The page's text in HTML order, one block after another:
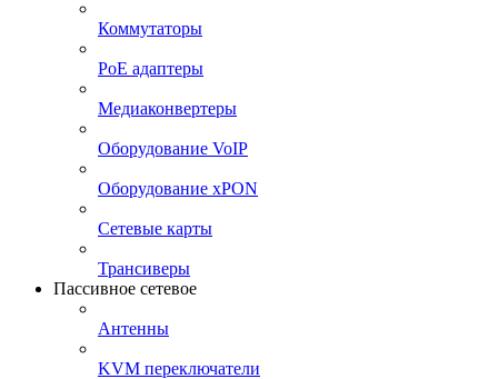
Коммутаторы
PoE адаптеры
Медиаконвертеры
Оборудование VoIP
Оборудование xPON
Сетевые карты
Трансиверы
Пассивное сетевое
Антенны
KVM переключатели